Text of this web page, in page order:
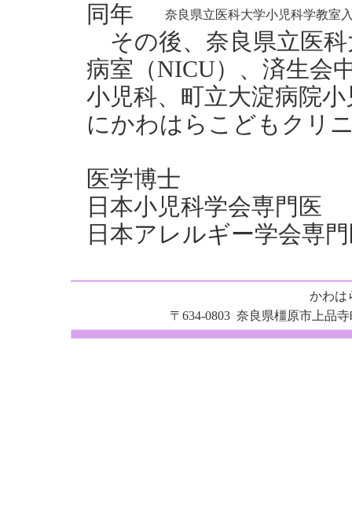
同年 奈良県立医科大学小児科学教室
その後、奈良県立医科
病室（NICU）、済生会
小児科、町立大淀病院
にかわはらこどもクリ
医学博士
日本小児科学会専門医
日本アレルギー学会専
かわは
〒634-0803 奈良県橿原市上品